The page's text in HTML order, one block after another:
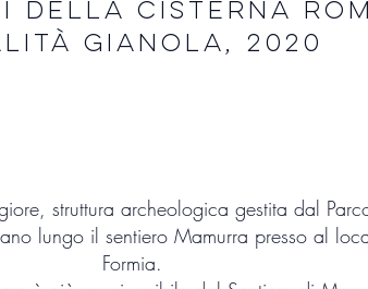
DELLA CISTERNA
GIANOLA, 2020
struttura archeologica gestita dal
lungo il sentiero Mamurra presso al
Formia.